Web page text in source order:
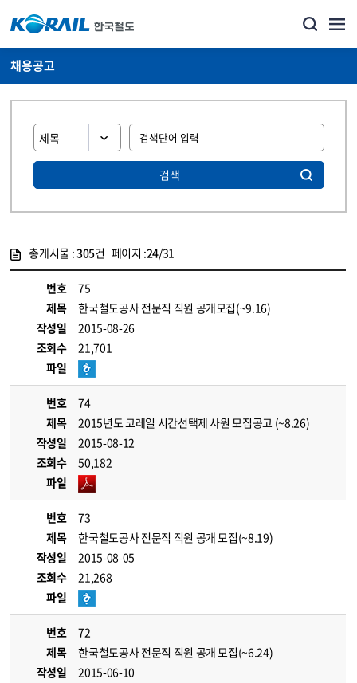
채용공고
검색
총게시물 :305건 페이지 :24/31
번호
75
제목
한국철도공사 전문직 직원 공개모집(~9.16)
작성일
2015-08-26
조회수
21,701
파일
번호
74
제목
2015년도 코레일 시간선택제 사원 모집공고 (~8.26)
작성일
2015-08-12
조회수
50,182
파일
번호
73
제목
한국철도공사 전문직 직원 공개 모집(~8.19)
작성일
2015-08-05
조회수
21,268
파일
번호
72
제목
한국철도공사 전문직 직원 공개 모집(~6.24)
작성일
2015-06-10